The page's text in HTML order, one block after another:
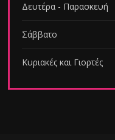
Δευτέρα - Παρασκευή
Σάββατο
Κυριακές και Γιορτές